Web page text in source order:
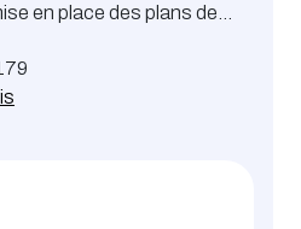
en place des plans de
formation est conforme à
et signalisation des